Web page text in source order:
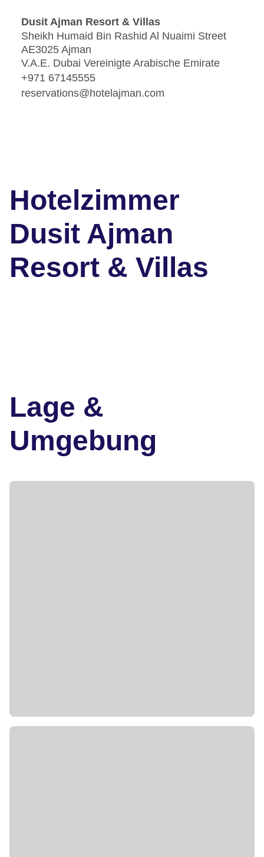
Dusit Ajman Resort & Villas
Sheikh Humaid Bin Rashid Al Nuaimi Street
AE3025 Ajman
V.A.E. Dubai Vereinigte Arabische Emirate
+971 67145555
reservations@hotelajman.com
Hotelzimmer
Dusit Ajman
Resort & Villas
Lage &
Umgebung